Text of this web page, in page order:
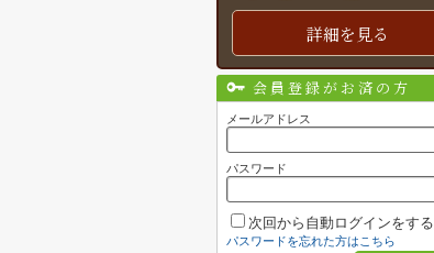
詳細を見る
会員登録がお済の方
メールアドレス
パスワード
次回から自動ログインをする
パスワードを忘れた方はこちら